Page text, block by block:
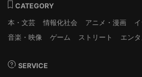
CATEGORY
本・文芸
情報化社会 アニメ・漫画
音楽・映像
ゲーム ストリート エンタ
SERVICE